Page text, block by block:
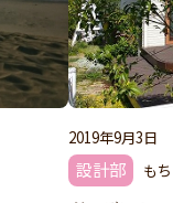
2019年9月3日
設計部 もち